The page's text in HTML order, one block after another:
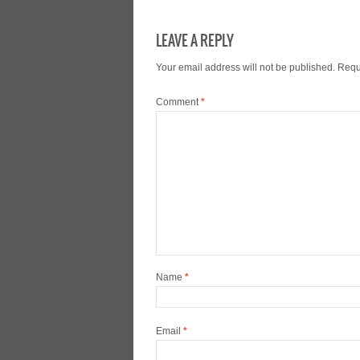
LEAVE A REPLY
Your email address will not be published.
Comment*
Name *
Email *